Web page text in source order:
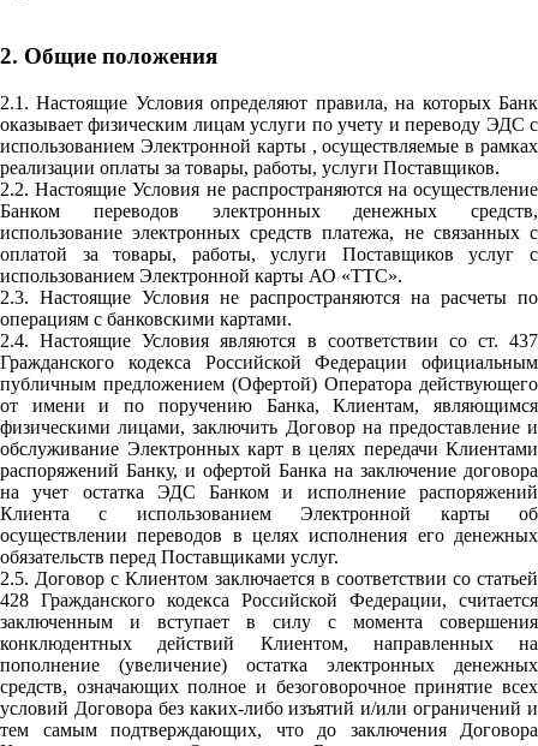
2. Общие положения
2.1. Настоящие Условия определяют правила, на которых Банк
оказывает физическим лицам услуги по учету и переводу ЭДС с
использованием Электронной карты , осуществляемые в рамках
реализации оплаты за товары, работы, услуги Поставщиков.
2.2. Настоящие Условия не распространяются на осуществление
Банком переводов электронных денежных средств,
использование электронных средств платежа, не связанных с
оплатой за товары, работы, услуги Поставщиков услуг с
использованием Электронной карты АО «ТТС».
2.3. Настоящие Условия не распространяются на расчеты по
операциям с банковскими картами.
2.4. Настоящие Условия являются в соответствии со ст. 437
Гражданского кодекса Российской Федерации официальным
публичным предложением (Офертой) Оператора действующего
от имени и по поручению Банка, Клиентам, являющимся
физическими лицами, заключить Договор на предоставление и
обслуживание Электронных карт в целях передачи Клиентами
распоряжений Банку, и офертой Банка на заключение договора
на учет остатка ЭДС Банком и исполнение распоряжений
Клиента с использованием Электронной карты об
осуществлении переводов в целях исполнения его денежных
обязательств перед Поставщиками услуг.
2.5. Договор с Клиентом заключается в соответствии со статьей
428 Гражданского кодекса Российской Федерации, считается
заключенным и вступает в силу с момента совершения
конклюдентных действий Клиентом, направленных на
пополнение (увеличение) остатка электронных денежных
средств, означающих полное и безоговорочное принятие всех
условий Договора без каких-либо изъятий и/или ограничений и
тем самым подтверждающих, что до заключения Договора